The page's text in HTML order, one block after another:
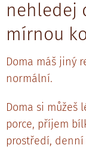
nehledej
mírnou
Doma máš jiný
normální.
Doma si můžeš
porce, příjem
prostředí,